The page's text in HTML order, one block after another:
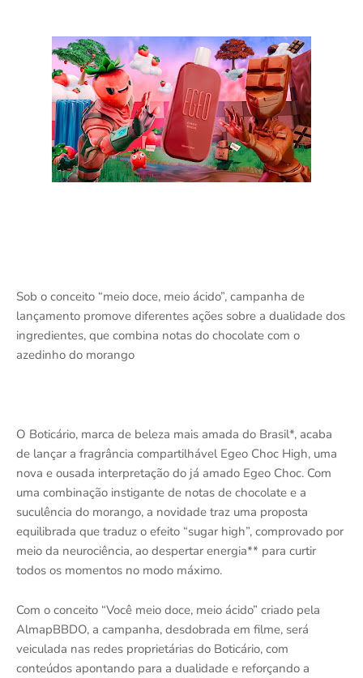
Sob o conceito “meio doce, meio ácido”, campanha de
lançamento promove diferentes ações sobre a dualidade dos
ingredientes, que combina notas do chocolate com o
azedinho do morango
O Boticário, marca de beleza mais amada do Brasil*, acaba
de lançar a fragrância compartilhável Egeo Choc High, uma
nova e ousada interpretação do já amado Egeo Choc. Com
uma combinação instigante de notas de chocolate e a
suculência do morango, a novidade traz uma proposta
equilibrada que traduz o efeito “sugar high”, comprovado por
meio da neurociência, ao despertar energia** para curtir
todos os momentos no modo máximo.
Com o conceito “Você meio doce, meio ácido” criado pela
AlmapBBDO, a campanha, desdobrada em filme, será
veiculada nas redes proprietárias do Boticário, com
conteúdos apontando para a dualidade e reforçando a